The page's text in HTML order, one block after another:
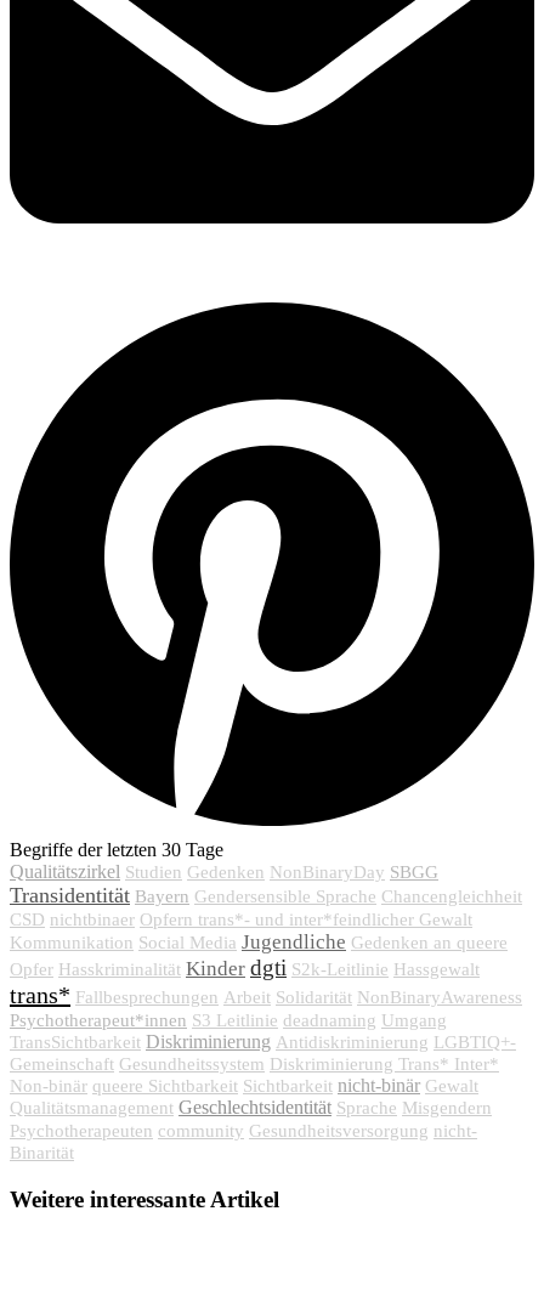
Begriffe der letzten 30 Tage
Qualitätszirkel Studien Gedenken NonBinaryDay SBGG
Transidentität Bayern Gendersensible Sprache Chancengleichheit
CSD nichtbinaer Opfern trans*- und inter*feindlicher Gewalt
Kommunikation Social Media Jugendliche Gedenken an queere
Opfer Hasskriminalität Kinder dgti S2k-Leitlinie Hassgewalt
trans* Fallbesprechungen Arbeit Solidarität NonBinaryAwareness
Psychotherapeut*innen S3 Leitlinie deadnaming Umgang
TransSichtbarkeit Diskriminierung Antidiskriminierung LGBTIQ+-
Gemeinschaft Gesundheitssystem Diskriminierung Trans* Inter*
Non-binär queere Sichtbarkeit Sichtbarkeit nicht-binär Gewalt
Qualitätsmanagement Geschlechtsidentität Sprache Misgendern
Psychotherapeuten community Gesundheitsversorgung nicht-
Binarität
Weitere interessante Artikel